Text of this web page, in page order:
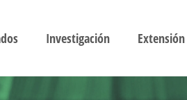
Investigación Extensión